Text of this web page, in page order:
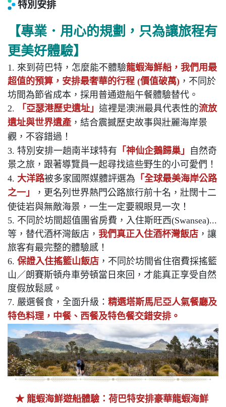
特別安排
【專業．用心的規劃，只為讓旅程有
更美好體驗】
1. 來到荷巴特，怎麼能不體驗龍蝦海鮮船， 我們用最
超值的預算，安排最奢華的行程 (價值破萬) ，不同於
坊間為節省成本，採用普通遊船午餐體驗替代。
2.
「亞瑟港歷史遺址」 這裡是澳洲最具代表性的流放
遺址與世界遺產 ，結合震撼歷史故事與壯麗海岸景
觀，不容錯過 ！
3. 特別安排一趟南半球特有 「神仙企鵝歸巢」
自然奇
景之旅，跟著導覽員一起尋找這些野生的小可愛們！
4. 大洋路被多家國際媒體評選為 「全球最美海岸公路
之一」
，更名列世界熱門公路旅行前十名，壯闊十二
使徒岩與無敵海景，一生一定要親眼見一次！
5. 不同於坊間超值團省房費，入住斯旺西(Swansea)...
等，替代酒杯灣飯店， 我們真正入住酒杯灣飯店 ，讓
旅客有最完整的體驗感！
6. 保證入住搖籃山飯店 ，不同於坊間省住宿費採搖籃
山／朗賽斯頓舟車勞頓當日來回，才能真正享受自然
度假放鬆感。
7. 嚴選餐食，全面升級： 精選塔斯馬尼亞人氣餐廳及
特色料理，中餐、西餐及特色餐交錯安排。
★ 龍蝦海鮮遊船體驗：荷巴特安排豪華龍蝦海鮮